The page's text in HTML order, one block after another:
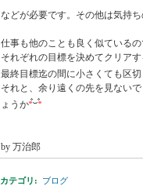
などが必要です。その他は気持
仕事も他のことも良く似ているの
それぞれの目標を決めてクリア
最終目標迄の間に小さくても区
それと、余り遠くの先を見ない
ょうか
by 万治郎
カテゴリ : ブログ